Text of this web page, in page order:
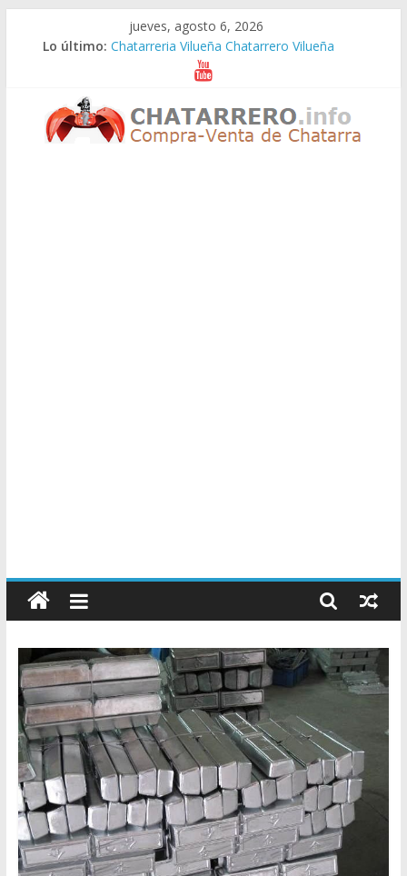
jueves, agosto 6, 2026
Lo último: Chatarreria Vilueña Chatarrero Vilueña
Chatarreria Zuera Chatarrero Zuera
Chatarreria Zaragoza Chatarrero Zaragoza
Chatarreria Zaida Chatarrero Zaida
Chatarreria Vistabella Chatarrero Vistabella
Chatarreros
–
Precio
de
Chatarra
Directorio
de